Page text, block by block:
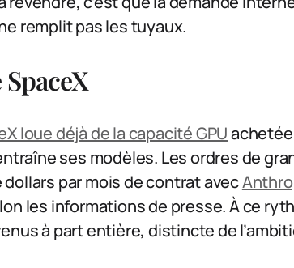
remplit pas les tuyaux.
loue déjà de la capacité GPUachetée
ses modèles. Les ordres de
par mois de contrat avec
les informations de presse. À ce
à part entière, distincte de